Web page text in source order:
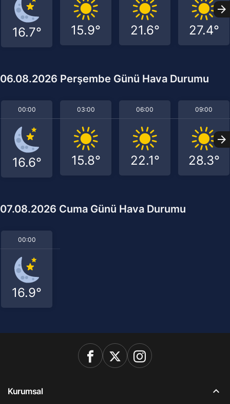
16.7° 15.9° 21.6° 27.4°
06.08.2026 Perşembe Günü Hava Durumu
00:00
16.6°
03:00
15.8°
06:00
22.1°
09:00
28.3°
07.08.2026 Cuma Günü Hava Durumu
00:00
16.9°
Kurumsal